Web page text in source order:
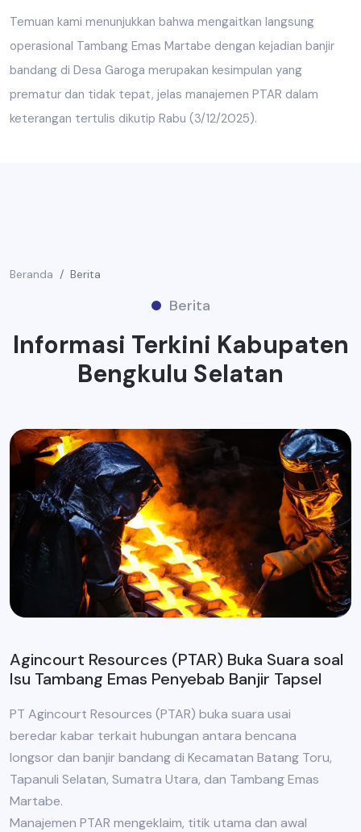
Temuan kami menunjukkan bahwa mengaitkan langsung
operasional Tambang Emas Martabe dengan kejadian banjir
bandang di Desa Garoga merupakan kesimpulan yang
prematur dan tidak tepat, jelas manajemen PTAR dalam
keterangan tertulis dikutip Rabu (3/12/2025).
Beranda Berita
Berita
Informasi Terkini Kabupaten
Bengkulu Selatan
Agincourt Resources (PTAR) Buka Suara soal
Isu Tambang Emas Penyebab Banjir Tapsel
PT Agincourt Resources (PTAR) buka suara usai
beredar kabar terkait hubungan antara bencana
longsor dan banjir bandang di Kecamatan Batang Toru,
Tapanuli Selatan, Sumatra Utara, dan Tambang Emas
Martabe.
Manajemen PTAR mengeklaim, titik utama dan awal